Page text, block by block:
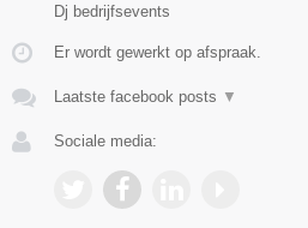
Dj bedrijfsevents
Er wordt gewerkt op afspraak.
Laatste facebook posts ▼
Sociale media: